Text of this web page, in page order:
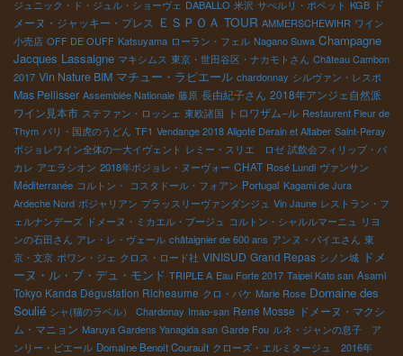
ジュニック・ド・ジュル・ショーヴェ DABALLO 米沢 サぺルリ・ポペット KGB ド
メーヌ・ジャッキー・プレス ＥＳＰＯＡ TOUR AMMERSCHEWIHR ワイン
小売店 OFF DE OUFF Katsuyama ローラン・フェル Nagano Suwa Champagne
Jacques Lassaigne マキシムス 東京・世田谷区・ナカモトさん Château Cambon
2017 Vin Nature BIM マチュー・ラピエール chardonnay シルヴァン・レスポ
Mas Pellisser Assemblée Nationale 藤原 長由紀子さん 2018年アンジェ自然派
ワイン見本市 ステファン・ロッシェ 東欧諸国 トロワザム−ル Restaurent Fleur de
Thym パリ・国虎のうどん TF1 Vendange 2018 Aligoté Derain et Altaber Saint-Peray
ボジョレワイン全体の一大イヴェント レミー・スリエ ロゼ 試飲会フィリップ・パ
カレ アエラシオン 2018年ボジョレ・ヌーヴォー CHAT Rosé Lundi ヴァンサン
Méditerranée コルトン・ コスタドール・フォアン Portugal Kagami de Jura
Ardeche Nord ボジャリアン ブラッスリーヴァンダンジュ Vin Jaune レストラン・フ
ェルナンデーズ ドメーヌ・ミカエル・ブージュ コルトン・シャルルマーニュ リヨ
ンの石田さん アレ・レ・ヴェール châtaignier de 600 ans アンヌ・パイエさん 東
京・文京 ポワン・ジェ クロス・ロード社 VINISUD Grand Repas シノン城 ドメ
ーヌ・ル・ブ・デュ・モンド TRIPLE A Eau Forte 2017 Taipei Kato san Asami
Tokyo Kanda Dégustation Richeaume クロ・バケ Marie Rose Domaine des
Soulié シャ(猫のラベル） Chardonay Imao-san René Mosse ドメーヌ・マクシ
ム・マニョン Maruya Gardens Yanagida san Garde Fou ルネ・ジャンの息子 ア
ンリー・ピエール Domaine Benoit Courault クローズ・エルミタージュ 2016年